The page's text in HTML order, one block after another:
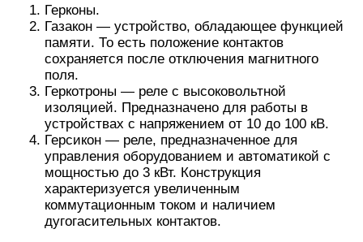
Герконы.
Газакон — устройство, обладающее функцией
памяти. То есть положение контактов
сохраняется после отключения магнитного
поля.
Геркотроны — реле с высоковольтной
изоляцией. Предназначено для работы в
устройствах с напряжением от 10 до 100 кВ.
Герсикон — реле, предназначенное для
управления оборудованием и автоматикой с
мощностью до 3 кВт. Конструкция
характеризуется увеличенным
коммутационным током и наличием
дугогасительных контактов.